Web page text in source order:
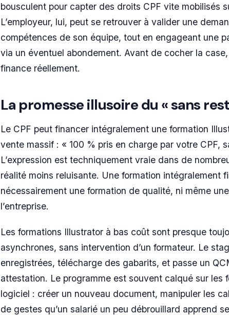
bousculent pour capter des droits CPF vite mobilisés
L’employeur, lui, peut se retrouver à valider une
compétences de son équipe, tout en engageant une
via un éventuel abondement. Avant de cocher la
finance réellement.
La promesse illusoire du « sans
Le CPF peut financer intégralement une formation
vente massif : « 100 % pris en charge par votre CPF,
L’expression est techniquement vraie dans de
réalité moins reluisante. Une formation intégralement
nécessairement une formation de qualité, ni même
l’entreprise.
Les formations Illustrator à bas coût sont presque
asynchrones, sans intervention d’un formateur. Le
enregistrées, télécharge des gabarits, et passe un
attestation. Le programme est souvent calqué sur les
logiciel : créer un nouveau document, manipuler les
de gestes qu’un salarié un peu débrouillard apprend